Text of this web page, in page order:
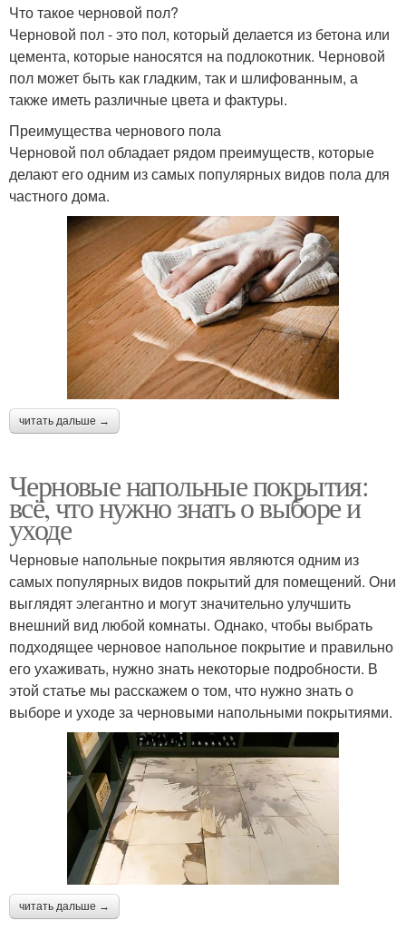
Что такое черновой пол?
Черновой пол - это пол, который делается из бетона или
цемента, которые наносятся на подлокотник. Черновой
пол может быть как гладким, так и шлифованным, а
также иметь различные цвета и фактуры.
Преимущества чернового пола
Черновой пол обладает рядом преимуществ, которые
делают его одним из самых популярных видов пола для
частного дома.
читать дальше →
Черновые напольные покрытия:
всё, что нужно знать о выборе и
уходе
Черновые напольные покрытия являются одним из
самых популярных видов покрытий для помещений. Они
выглядят элегантно и могут значительно улучшить
внешний вид любой комнаты. Однако, чтобы выбрать
подходящее черновое напольное покрытие и правильно
его ухаживать, нужно знать некоторые подробности. В
этой статье мы расскажем о том, что нужно знать о
выборе и уходе за черновыми напольными покрытиями.
читать дальше →